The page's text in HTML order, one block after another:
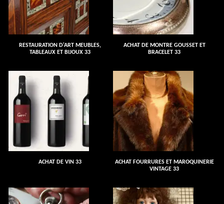
RESTAURATION D'ART MEUBLES,
TABLEAUX ET BIJOUX 33
ACHAT DE MONTRE GOUSSET ET
BRACELET 33
ACHAT DE VIN 33
ACHAT FOURRURES ET MAROQUINERIE
VINTAGE 33